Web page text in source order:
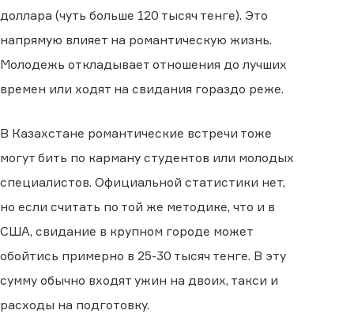
доллара (чуть больше 120 тысяч тенге). Это
напрямую влияет на романтическую жизнь.
Молодежь откладывает отношения до лучших
времен или ходят на свидания гораздо реже.
В Казахстане романтические встречи тоже
могут бить по карману студентов или молодых
специалистов. Официальной статистики нет,
но если считать по той же методике, что и в
США, свидание в крупном городе может
обойтись примерно в 25-30 тысяч тенге. В эту
сумму обычно входят ужин на двоих, такси и
расходы на подготовку.